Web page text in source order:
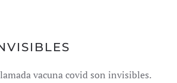
vacuna covid son invisibles.